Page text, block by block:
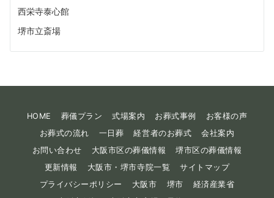
西栄寺泰心館
堺市立斎場
HOME 葬儀プラン 式場案内 お葬式事例
お客様の声
お葬式の流れ
一日葬 経営者のお葬式
会社案内
お問い合わせ
大阪市区の葬儀情報
堺市区の葬儀情報
更新情報
大阪市・堺市寺院一覧
サイトマップ
プライバシーポリシー
大阪市 堺市
経済産業省